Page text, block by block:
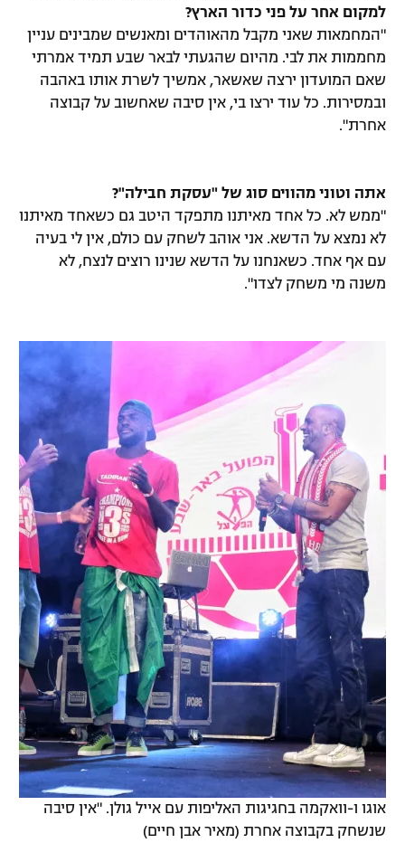
למקום אחר על פני כדור הארץ?
"המחמאות שאני מקבל מהאוהדים ומאנשים שמבינים עניין
מחממות את לבי. מהיום שהגעתי לבאר שבע תמיד אמרתי
שאם המועדון ירצה שאשאר, אמשיך לשרת אותו באהבה
ובמסירות. כל עוד ירצו בי, אין סיבה שאחשוב על קבוצה
אחרת".
אתה וטוני מהווים סוג של "עסקת חבילה"?
"ממש לא. כל אחד מאיתנו מתפקד היטב גם כשאחד מאיתנו
לא נמצא על הדשא. אני אוהב לשחק עם כולם, אין לי בעיה
עם אף אחד. כשאנחנו על הדשא שנינו רוצים לנצח, לא
משנה מי משחק לצדו".
אוגו ו-וואקמה בחגיגות האליפות עם אייל גולן. "אין סיבה
שנשחק בקבוצה אחרת (מאיר אבן חיים)